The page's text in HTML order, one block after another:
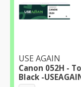
USE AGAIN
Canon 052H -
Black -